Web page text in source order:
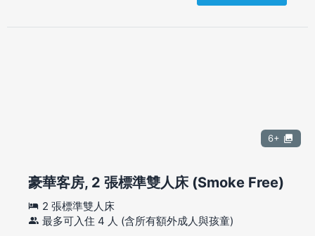
6+
豪華客房, 2 張標準雙人床 (Smoke Free)
2 張標準雙人床
最多可入住 4 人 (含所有額外成人與孩童)